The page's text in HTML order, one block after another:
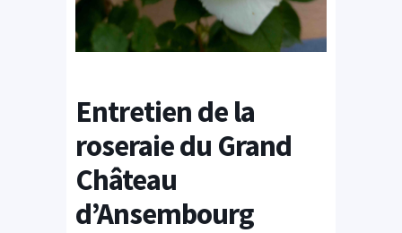
Entretien de la
roseraie du Grand
Château
d’Ansembourg